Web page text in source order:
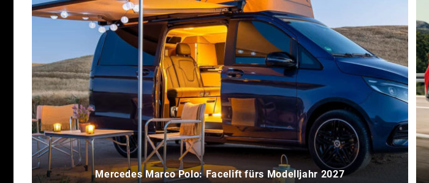
Mercedes Marco Polo: Facelift fürs Modelljahr 2027